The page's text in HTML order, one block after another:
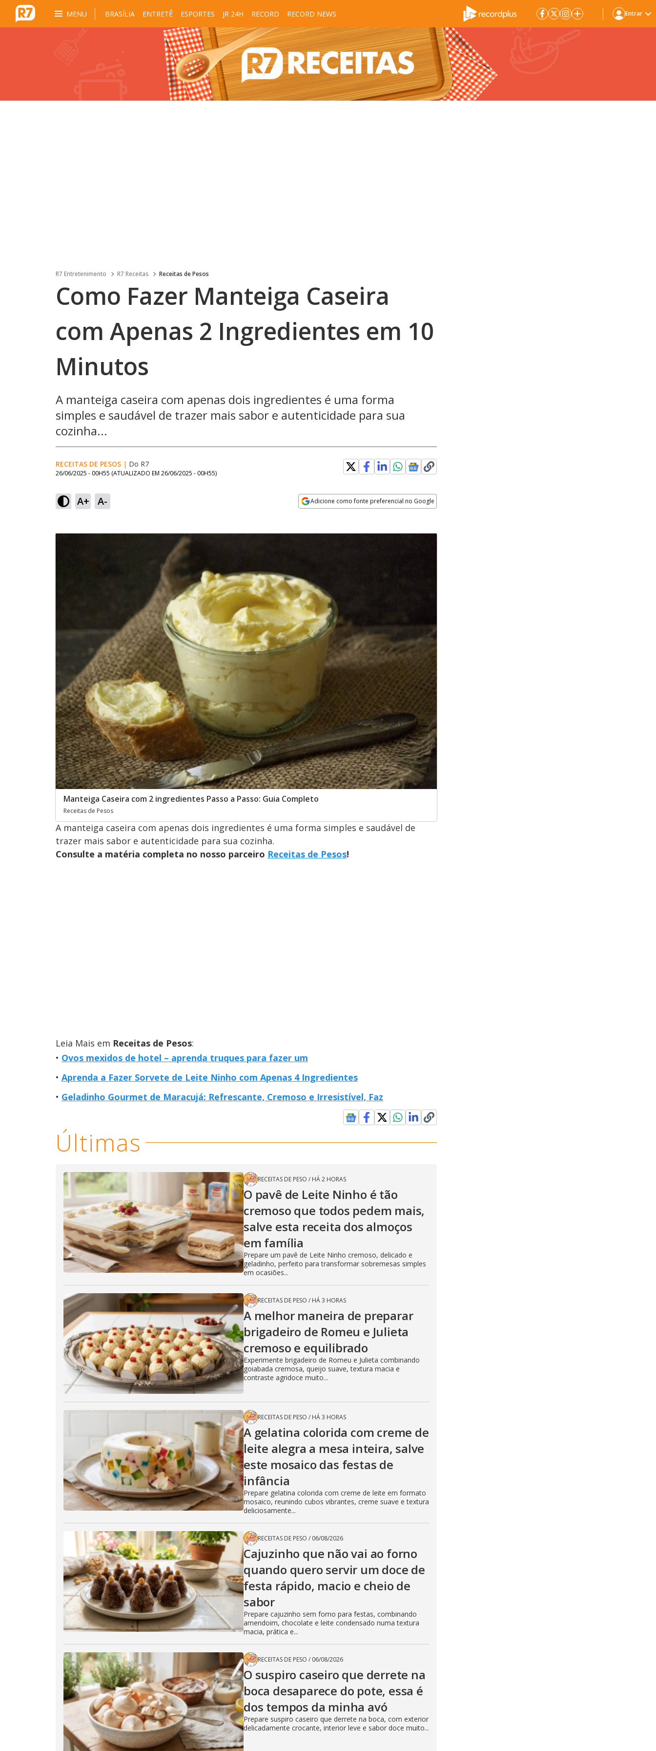
MENU BRASÍLIA ENTRETÊ ESPORTES JR 24H RECORD RECORD NEWS Entrar
R7 Entretenimento R7 Receitas Receitas de Pesos
Como Fazer Manteiga Caseira
com Apenas 2 Ingredientes em 10
Minutos
A manteiga caseira com apenas dois ingredientes é uma forma
simples e saudável de trazer mais sabor e autenticidade para sua
cozinha...
RECEITAS DE PESOS | Do R7
26/06/2025 - 00H55 (ATUALIZADO EM 26/06/2025 - 00H55)
A+ A- Adicione como fonte preferencial no Google
Manteiga Caseira com 2 ingredientes Passo a Passo: Guia Completo
Receitas de Pesos
A manteiga caseira com apenas dois ingredientes é uma forma simples e saudável de
trazer mais sabor e autenticidade para sua cozinha.
Consulte a matéria completa no nosso parceiro Receitas de Pesos!
Leia Mais em Receitas de Pesos:
Ovos mexidos de hotel – aprenda truques para fazer um
Aprenda a Fazer Sorvete de Leite Ninho com Apenas 4 Ingredientes
Geladinho Gourmet de Maracujá: Refrescante, Cremoso e Irresistível, Faz
Últimas
RECEITAS DE PESO / HÁ 2 HORAS
O pavê de Leite Ninho é tão
cremoso que todos pedem mais,
salve esta receita dos almoços
em família
Prepare um pavê de Leite Ninho cremoso, delicado e
geladinho, perfeito para transformar sobremesas simples
em ocasiões...
RECEITAS DE PESO / HÁ 3 HORAS
A melhor maneira de preparar
brigadeiro de Romeu e Julieta
cremoso e equilibrado
Experimente brigadeiro de Romeu e Julieta combinando
goiabada cremosa, queijo suave, textura macia e
contraste agridoce muito...
RECEITAS DE PESO / HÁ 3 HORAS
A gelatina colorida com creme de
leite alegra a mesa inteira, salve
este mosaico das festas de
infância
Prepare gelatina colorida com creme de leite em formato
mosaico, reunindo cubos vibrantes, creme suave e textura
deliciosamente...
RECEITAS DE PESO / 06/08/2026
Cajuzinho que não vai ao forno
quando quero servir um doce de
festa rápido, macio e cheio de
sabor
Prepare cajuzinho sem forno para festas, combinando
amendoim, chocolate e leite condensado numa textura
macia, prática e...
RECEITAS DE PESO / 06/08/2026
O suspiro caseiro que derrete na
boca desaparece do pote, essa é
dos tempos da minha avó
Prepare suspiro caseiro que derrete na boca, com exterior
delicadamente crocante, interior leve e sabor doce muito...